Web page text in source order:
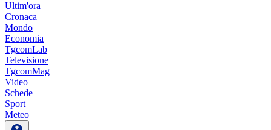
Ultim'ora
Cronaca
Mondo
Economia
TgcomLab
Televisione
TgcomMag
Video
Schede
Sport
Meteo